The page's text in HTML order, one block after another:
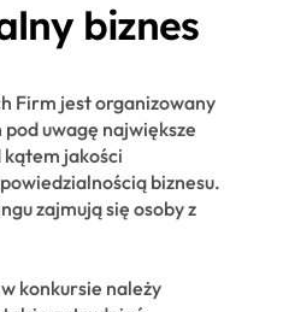
biznes
Firm jest organizowany
uwagę największe
kątem jakości
biznesu.
zajmują się osoby z
konkursie należy